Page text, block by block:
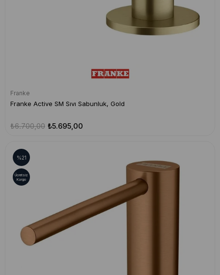
Franke
Franke Active SM Sıvı Sabunluk, Gold
₺5.695,00
₺6.700,00
%21
Ücretsiz
Kargo